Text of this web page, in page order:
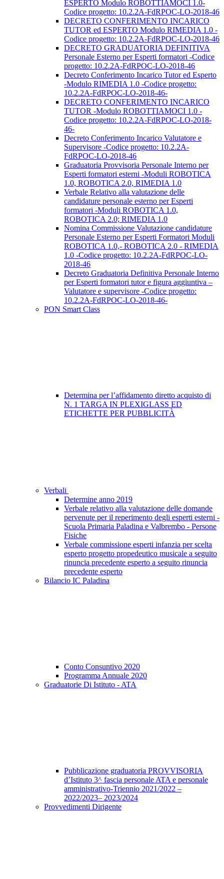
ESPERTO Modulo ROBOTTIAMOCI 1.0-
Codice progetto: 10.2.2A-FdRPOC-LO-2018-46
DECRETO CONFERIMENTO INCARICO
TUTOR ed ESPERTO Modulo RIMEDIA 1.0 -
Codice progetto: 10.2.2A-FdRPOC-LO-2018-46
DECRETO GRADUATORIA DEFINITIVA
Personale Esterno per Esperti formatori -Codice
progetto: 10.2.2A-FdRPOC-LO-2018-46
Decreto Conferimento Incarico Tutor ed Esperto
-Modulo RIMEDIA 1.0 -Codice progetto:
10.2.2A-FdRPOC-LO-2018-46-
DECRETO CONFERIMENTO INCARICO
TUTOR -Modulo ROBOTTIAMOCI 1.0 -
Codice progetto: 10.2.2A-FdRPOC-LO-2018-
46-
Decreto Conferimento Incarico Valutatore e
Supervisore -Codice progetto: 10.2.2A-
FdRPOC-LO-2018-46
Graduatoria Provvisoria Personale Interno per
Esperti formatori esterni -Moduli ROBOTICA
1.0, ROBOTICA 2.0, RIMEDIA 1.0
Verbale Relativo alla valutazione delle
candidature personale esterno per Esperti
formatori -Moduli ROBOTICA 1.0,
ROBOTICA 2.0; RIMEDIA 1.0
Nomina Commissione Valutazione candidature
Personale Esterno per Esperti Formatori Moduli
ROBOTICA 1.0,- ROBOTICA 2.0 - RIMEDIA
1.0 -Codice progetto: 10.2.2A-FdRPOC-LO-
2018-46
Decreto Graduatoria Definitiva Personale Interno
per Esperti formatori tutor e figura aggiuntiva –
Valutatore e supervisore -Codice progetto:
10.2.2A-FdRPOC-LO-2018-46-
PON Smart Class
Determina per l’affidamento diretto acquisto di
N. 1 TARGA IN PLEXIGLASS ED
ETICHETTE PER PUBBLICITÀ
Verbali
Determine anno 2019
Verbale relativo alla valutazione delle domande
pervenute per il reperimento degli esperti esterni -
Scuola Primaria Paladina e Valbrembo - Persone
Fisiche
Verbale commissione esperti infanzia per scelta
esperto progetto propedeutico musicale a seguito
rinuncia precedente esperto a seguito rinuncia
precedente esperto
Bilancio IC Paladina
Conto Consuntivo 2020
Programma Annuale 2020
Graduatorie Di Istituto - ATA
Pubblicazione graduatoria PROVVISORIA
d’Istituto 3^ fascia personale ATA e personale
amministrativo-Triennio 2021/2022 –
2022/2023– 2023/2024
Provvedimenti Dirigente